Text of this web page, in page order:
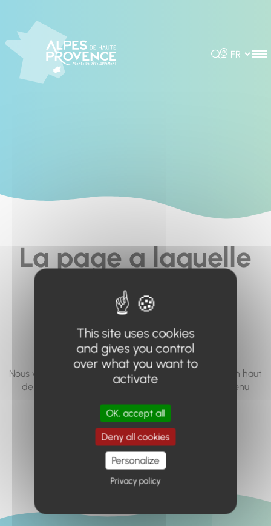
Rechercher
Choisir la
La page a laquelle
vous cherchez à
accéder n'existe
pas... ou plus.
Nous vous invitons à utiliser le moteur de recherche en haut
de page, ou à utiliser le menu pour trouver le contenu
Retour à l'accueil
This site uses cookies
and gives you control
over what you want to
activate
OK, accept all
Deny all cookies
Personalize
Privacy policy